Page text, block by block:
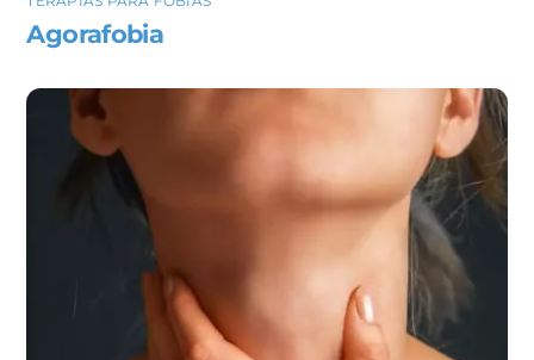
Agorafobia